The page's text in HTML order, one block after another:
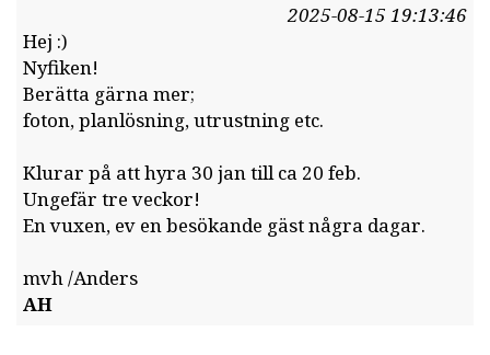
2025-08-15 19:13:46
Hej :)
Nyfiken!
Berätta gärna mer;
foton, planlösning, utrustning etc.
Klurar på att hyra 30 jan till ca 20 feb.
Ungefär tre veckor!
En vuxen, ev en besökande gäst några dagar.
mvh /Anders
AH